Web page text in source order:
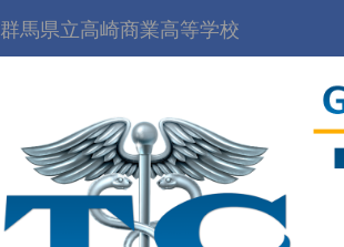
群馬県立高崎商業高等学校